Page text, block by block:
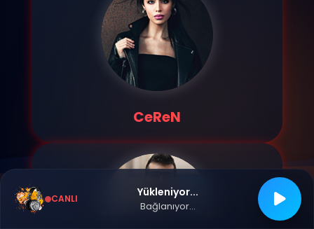
CeReN
CANLI Yükleniyor...
Bağlanıyor...